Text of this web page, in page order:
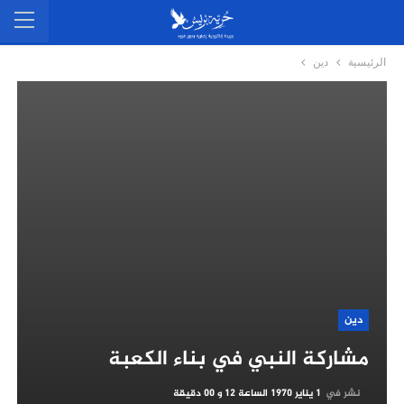
الرئيسية دين
دين
مشاركة النبي في بناء الكعبة
نشر في 1 يناير 1970 الساعة 12 و 00 دقيقة